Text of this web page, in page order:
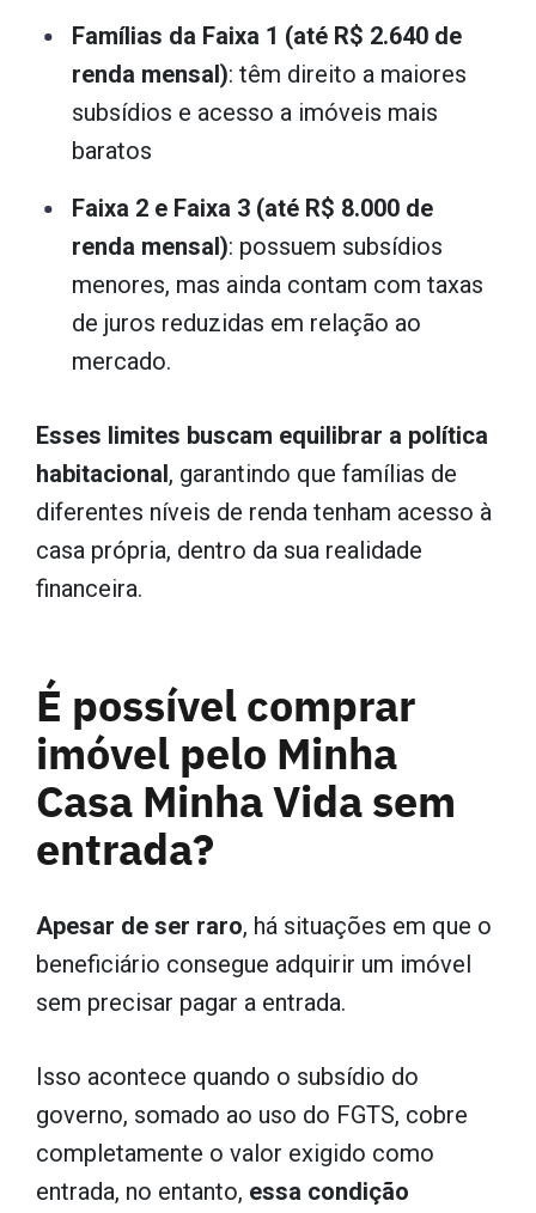
Famílias da Faixa 1 (até R$ 2.640 de
renda mensal): têm direito a maiores
subsídios e acesso a imóveis mais
baratos
Faixa 2 e Faixa 3 (até R$ 8.000 de
renda mensal): possuem subsídios
menores, mas ainda contam com taxas
de juros reduzidas em relação ao
mercado.
Esses limites buscam equilibrar a política
habitacional, garantindo que famílias de
diferentes níveis de renda tenham acesso à
casa própria, dentro da sua realidade
financeira.
É possível comprar
imóvel pelo Minha
Casa Minha Vida sem
entrada?
Apesar de ser raro, há situações em que o
beneficiário consegue adquirir um imóvel
sem precisar pagar a entrada.
Isso acontece quando o subsídio do
governo, somado ao uso do FGTS, cobre
completamente o valor exigido como
entrada, no entanto, essa condição